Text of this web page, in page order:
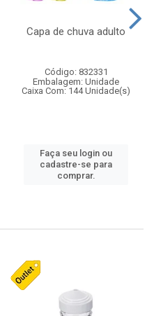
Capa de chuva adulto
Código: 832331
Embalagem: Unidade
Caixa Com: 144 Unidade(s)
Faça seu login ou
cadastre-se para
comprar.